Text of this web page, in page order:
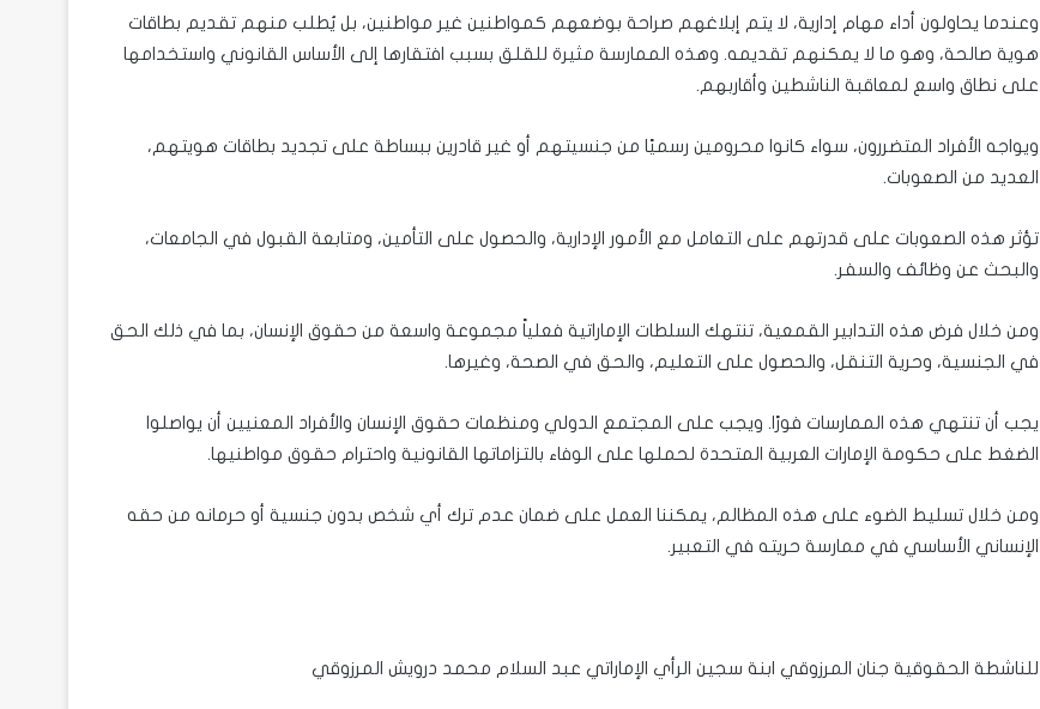
وعندما يحاولون أداء مهام إدارية، لا يتم إبلاغهم صراحة بوضعهم كمواطنين غير مواطنين، بل يُطلب منهم تقديم بطاقات
هوية صالحة، وهو ما لا يمكنهم تقديمه. وهذه الممارسة مثيرة للقلق بسبب افتقارها إلى الأساس القانوني واستخدامها
على نطاق واسع لمعاقبة الناشطين وأقاربهم.
ويواجه الأفراد المتضررون، سواء كانوا محرومين رسميًا من جنسيتهم أو غير قادرين ببساطة على تجديد بطاقات هويتهم،
العديد من الصعوبات.
تؤثر هذه الصعوبات على قدرتهم على التعامل مع الأمور الإدارية، والحصول على التأمين، ومتابعة القبول في الجامعات،
والبحث عن وظائف والسفر.
ومن خلال فرض هذه التدابير القمعية، تنتهك السلطات الإماراتية فعلياً مجموعة واسعة من حقوق الإنسان، بما في ذلك الحق
في الجنسية، وحرية التنقل، والحصول على التعليم، والحق في الصحة، وغيرها.
يجب أن تنتهي هذه الممارسات فورًا. ويجب على المجتمع الدولي ومنظمات حقوق الإنسان والأفراد المعنيين أن يواصلوا
الضغط على حكومة الإمارات العربية المتحدة لحملها على الوفاء بالتزاماتها القانونية واحترام حقوق مواطنيها.
ومن خلال تسليط الضوء على هذه المظالم، يمكننا العمل على ضمان عدم ترك أي شخص بدون جنسية أو حرمانه من حقه
الإنساني الأساسي في ممارسة حريته في التعبير.
للناشطة الحقوقية جنان المرزوقي ابنة سجين الرأي الإماراتي عبد السلام محمد درويش المرزوقي